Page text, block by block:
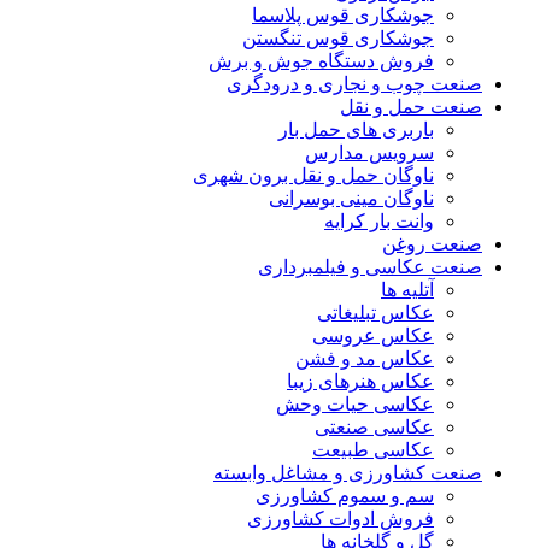
جوشکاری قوس پلاسما
جوشکاری قوس تنگستن
فروش دستگاه جوش و برش
صنعت چوب و نجاری و درودگری
صنعت حمل و نقل
باربری های حمل بار
سرویس مدارس
ناوگان حمل و نقل برون شهری
ناوگان مینی بوسرانی
وانت بار کرایه
صنعت روغن
صنعت عکاسی و فیلمبرداری
آتلیه ها
عکاس تبلیغاتی
عکاس عروسی
عکاس مد و فشن
عکاس هنرهای زیبا
عکاسی حیات وحش
عکاسی صنعتی
عکاسی طبیعت
صنعت کشاورزی و مشاغل وابسته
سم و سموم کشاورزی
فروش ادوات کشاورزی
گل و گلخانه ها